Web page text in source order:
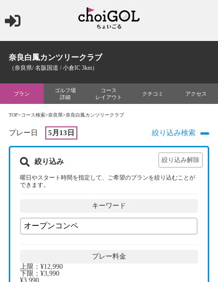
奈良白鳳カンツリークラブ
（奈良県/ 名阪国道 / 小倉IC 3km）
プラン
ゴルフ場
詳細
コース
レイアウト
クチコミ アクセス
TOP>コース検索>奈良県>奈良白鳳カンツリークラブ
プレー日 5月13日 絞り込み検索
絞り込み
曜日やスタート時間を指定して、ご希望のプランを絞り込むことが
できます。
キーワード
プレー料金
上限： ¥12,990
下限： ¥3,990
¥3,990